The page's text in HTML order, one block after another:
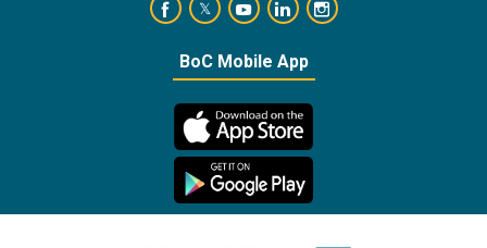
https://www.facebook.com/
https://twitter.com/bankofcyprus_
https://www.youtube.com/user/
https://www.linkedin.com/
https://
BoC Mobile App